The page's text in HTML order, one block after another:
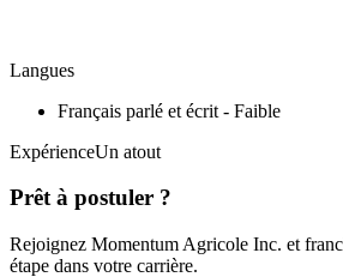
Langues
Français parlé et écrit - Faible
ExpérienceUn atout
Prêt à postuler ?
Rejoignez Momentum Agricole Inc. et
étape dans votre carrière.